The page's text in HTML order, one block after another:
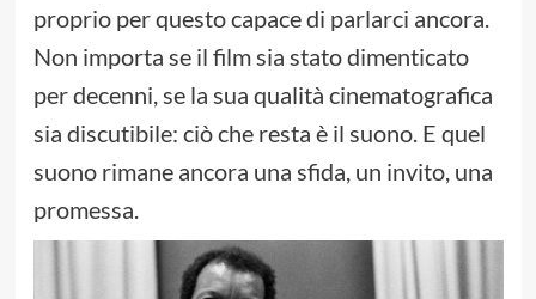
proprio per questo capace di parlarci ancora.
Non importa se il film sia stato dimenticato
per decenni, se la sua qualità cinematografica
sia discutibile: ciò che resta è il suono. E quel
suono rimane ancora una sfida, un invito, una
promessa.